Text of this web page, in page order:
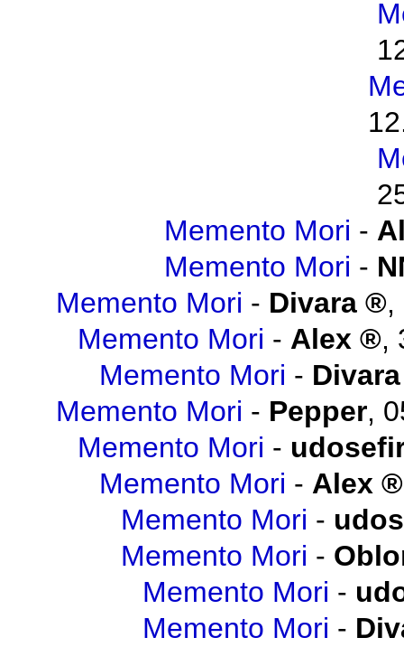
Memento Mori -
Memento Mori -
Memento Mori - Divara ,
Memento Mori - Alex ,
Memento Mori - Divara
Memento Mori - Pepper,
Memento Mori -
Memento Mori - Alex
Memento Mori -
Memento Mori -
Memento Mori -
Memento Mori -